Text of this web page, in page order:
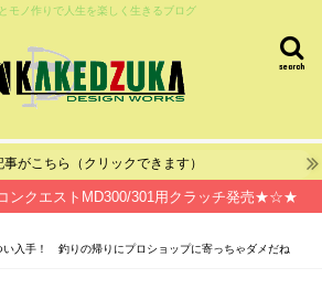
モノ作りで人生を楽しく生きるブログ
search
がこちら（クリックできます）
クエストMD300/301用クラッチ発売★☆★
い入手！ 釣りの帰りにプロショップに寄っちゃダメだね